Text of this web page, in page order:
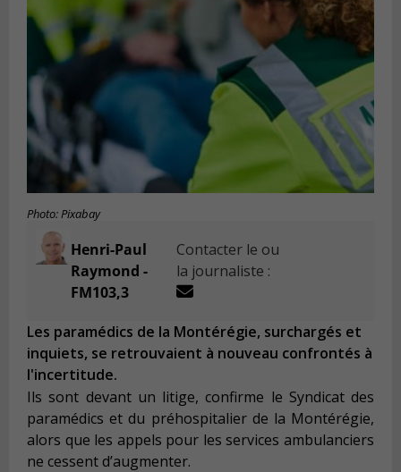
Photo: Pixabay
Henri-Paul
Raymond -
FM103,3
Contacter le ou
la journaliste :
Les paramédics de la Montérégie, surchargés et
inquiets, se retrouvaient à nouveau confrontés à
l'incertitude.
Ils sont devant un litige, confirme le Syndicat des
paramédics et du préhospitalier de la Montérégie,
alors que les appels pour les services ambulanciers
ne cessent d’augmenter.